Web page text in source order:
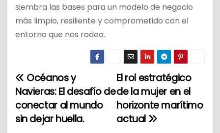
siembra las bases para un modelo de negocio
más limpio, resiliente y comprometido con el
entorno que nos rodea.
N
a
v
El rol estratégico
de la mujer en el
horizonte marítimo
actual
Océanos y
Navieras: El desafío de
conectar al mundo
sin dejar huella.